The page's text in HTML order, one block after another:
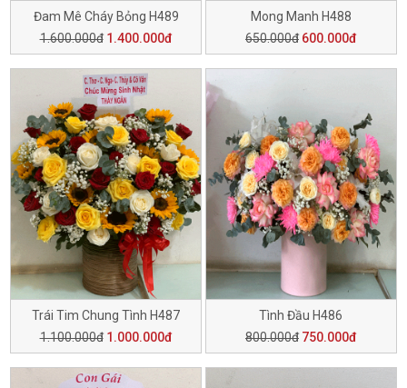
Đam Mê Cháy Bỏng H489
1.600.000đ 1.400.000đ
Mong Manh H488
650.000đ 600.000đ
Trái Tim Chung Tình H487
1.100.000đ 1.000.000đ
Tình Đầu H486
800.000đ 750.000đ